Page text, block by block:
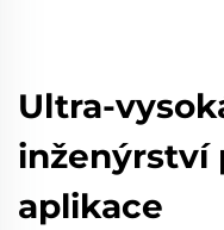
Ultra-
inženýrství
aplikace